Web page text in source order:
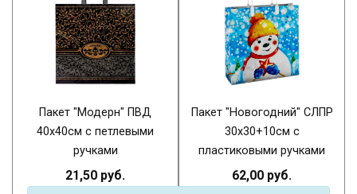
Пакет "Модерн" ПВД
40х40см с петлевыми
ручками
21,50 руб.
Пакет "Новогодний" СЛПР
30х30+10см с
пластиковыми ручками
62,00 руб.